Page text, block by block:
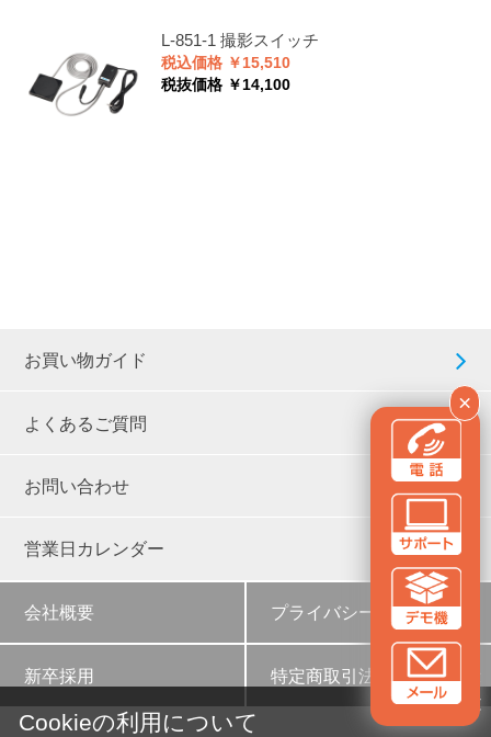
×
L-851-1 撮影スイッチ
税込価格 ￥15,510
税抜価格 ￥14,100
お買い物ガイド
よくあるご質問
お問い合わせ
営業日カレンダー
会社概要 プライバシーポリシー
新卒採用 特定商取引法に基づく表示
✕
Cookieの利用について